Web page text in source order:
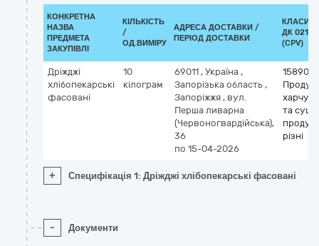
КОНКРЕТНА
НАЗВА
ПРЕДМЕТА
ЗАКУПІВЛІ
КІЛЬКІСТЬ
/
ОД.ВИМІРУ
АДРЕСА ДОСТАВКИ /
ПЕРІОД ДОСТАВКИ
ДК
(CPV)
Дріжджі
хлібопекарські
фасовані
10
кілограм
69011 , Україна ,
Запорізька область ,
Запоріжжя , вул.
Перша ливарна
(Червоногвардійська),
36
по 15-04-2026
та
різні
+ Специфікація 1: Дріжджі хлібопекарські фасовані
- Документи